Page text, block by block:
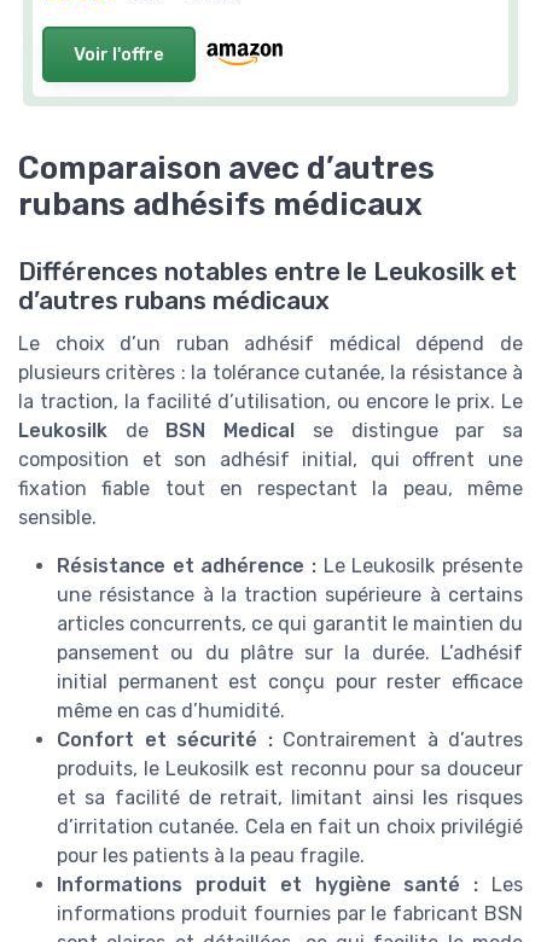
Voir l'offre
Comparaison avec d’autres
rubans adhésifs médicaux
Différences notables entre le Leukosilk et
d’autres rubans médicaux
Le choix d’un ruban adhésif médical dépend de
plusieurs critères : la tolérance cutanée, la résistance à
la traction, la facilité d’utilisation, ou encore le prix. Le
Leukosilk de BSN Medical
se distingue par sa
composition et son adhésif initial, qui offrent une
fixation fiable tout en respectant la peau, même
sensible.
Résistance et adhérence : Le Leukosilk présente
une résistance à la traction supérieure à certains
articles concurrents, ce qui garantit le maintien du
pansement ou du plâtre sur la durée. L’adhésif
initial permanent est conçu pour rester efficace
même en cas d’humidité.
Confort et sécurité :Contrairement à d’autres
produits, le Leukosilk est reconnu pour sa douceur
et sa facilité de retrait, limitant ainsi les risques
d’irritation cutanée. Cela en fait un choix privilégié
pour les patients à la peau fragile.
Informations produit et hygiène santé : Les
informations produit fournies par le fabricant BSN